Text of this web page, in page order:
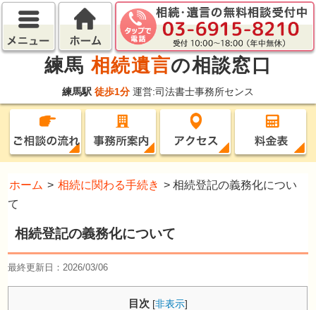
練馬 相続遺言の相談窓口
練馬駅 徒歩1分運営:司法書士事務所センス
ホーム > 相続に関わる手続き >相続登記の義務化につい
て
相続登記の義務化について
最終更新日：2026/03/06
目次 [非表示]